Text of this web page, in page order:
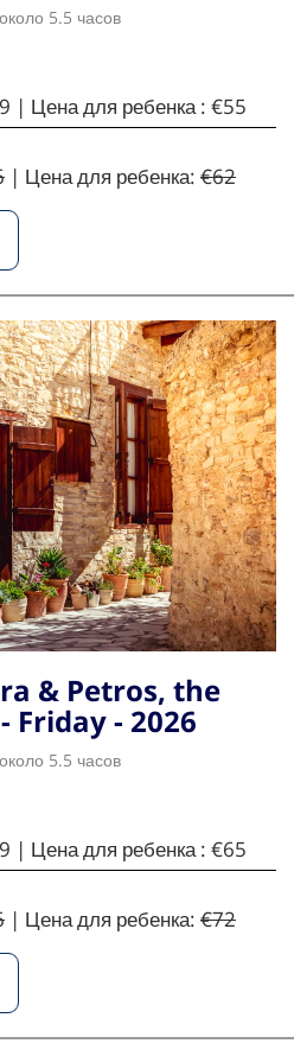
5.5 часов
| Цена для ребенка : €55
| Цена для ребенка: €62
& Petros, the
Friday - 2026
5.5 часов
| Цена для ребенка : €65
| Цена для ребенка: €72